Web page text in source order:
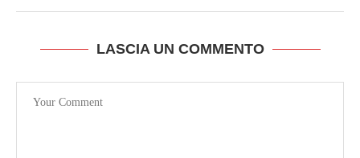
LASCIA UN COMMENTO